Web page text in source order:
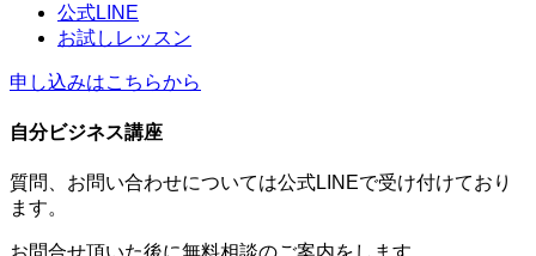
公式LINE
お試しレッスン
申し込みはこちらから
自分ビジネス講座
質問、お問い合わせについては公式LINEで受け付けており
ます。